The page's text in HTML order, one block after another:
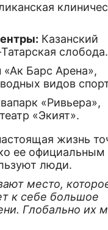
Казанский
слобода.
«Ак Барс Арена»,
видов
«Ривьера»,
«Экият».
жизнь
ее официальным
люди.
место,
к себе большое
Глобально их